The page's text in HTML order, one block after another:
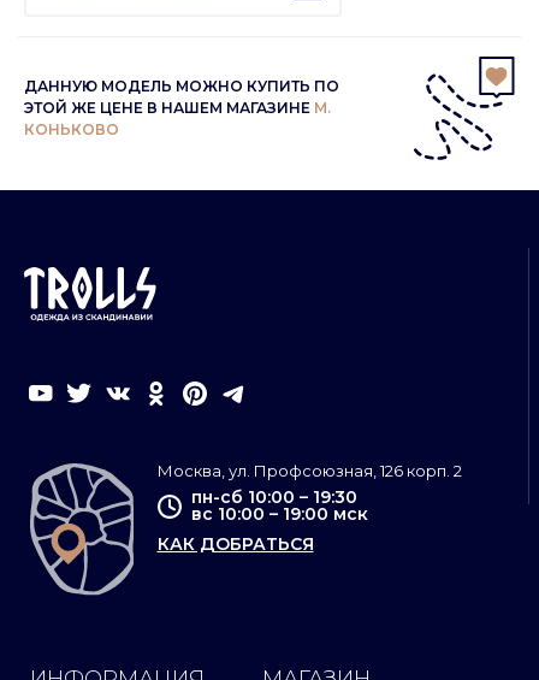
ДАННУЮ МОДЕЛЬ МОЖНО КУПИТЬ ПО
ЭТОЙ ЖЕ ЦЕНЕ В НАШЕМ МАГАЗИНЕ М.
КОНЬКОВО
Москва, ул. Профсоюзная, 126 корп. 2
пн-сб 10:00 – 19:30
вс 10:00 – 19:00 мск
КАК ДОБРАТЬСЯ